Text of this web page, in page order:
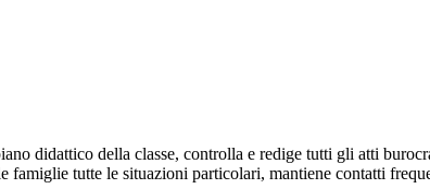
didattico della classe, controlla e redige tutti gli atti
famiglie tutte le situazioni particolari, mantiene contatti